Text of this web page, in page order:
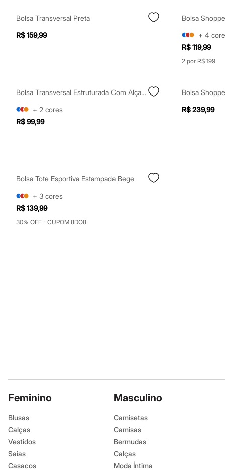
Relógios
Botas
Acessórios
Bermudas
Camisetas
Calças
Calçados
Moda praia
Plus size
Blusas e Camisetas
Calças
Camisas
Roupas menino
1 a 5 anos
4 a 12 anos
Bolsa Transversal Preta
R$ 159,99
Bolsa
+ 4
R$ 119,99
2 por R$ 199
Bolsa Transversal Estruturada Com Alça De Corrente Off White
+ 2 cores
R$ 99,99
Bolsa
R$ 239,99
Bolsa Tote Esportiva Estampada Bege
+ 3 cores
R$ 139,99
30% OFF - CUPOM 8DO8
Feminino
Blusas
Calças
Vestidos
Saias
Casacos
Masculino
Camisetas
Camisas
Bermudas
Calças
Moda Íntima